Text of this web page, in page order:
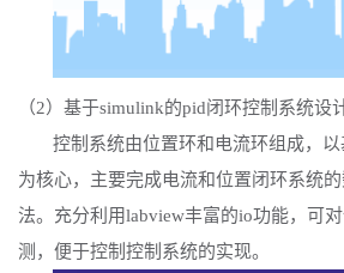
（2）基于simulink的pid闭环控制系统设
控制系统由位置环和电流环组成，以
为核心，主要完成电流和位置闭环系统
法。充分利用labview丰富的io功能，可
测，便于控制控制系统的实现。